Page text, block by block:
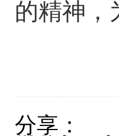
的精神，
分享：